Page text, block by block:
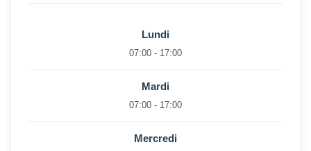
Lundi
07:00 - 17:00
Mardi
07:00 - 17:00
Mercredi